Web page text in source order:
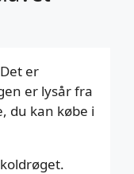
er
er lysår fra
du kan købe i